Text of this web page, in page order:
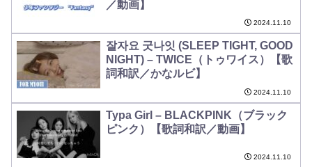
／動画】
2024.11.10
잘자요 굿나잇 (SLEEP TIGHT, GOOD
NIGHT) – TWICE（トゥワイス）【歌
詞和訳／かなルビ】
2024.11.10
Typa Girl – BLACKPINK（ブラック
ピンク）【歌詞和訳／動画】
2024.11.10